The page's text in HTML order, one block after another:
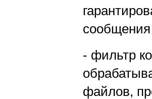
- фильтр
файлов,